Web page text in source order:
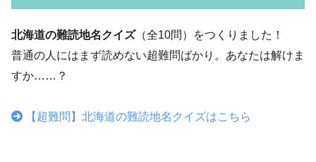
北海道の難読地名クイズ（全10問）をつくりました！
普通の人にはまず読めない超難問ばかり。あなたは解けま
すか……？
【超難問】北海道の難読地名クイズはこちら